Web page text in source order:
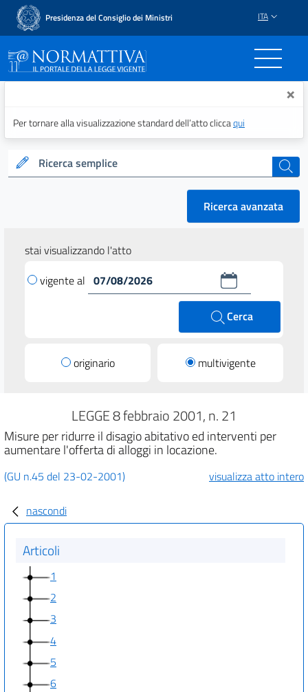
Presidenza del Consiglio dei Ministri ITA
Normattiva - Il portale ×
Per tornare alla visualizzazione standard dell’atto cliccaqui
Ricerca semplice cerca
Ricerca avanzata
stai visualizzando l'atto
vigente al
Cerca
originario multivigente
LEGGE 8 febbraio 2001, n. 21
Misure per ridurre il disagio abitativo ed interventi per
aumentare l'offerta di alloggi in locazione.
(GU n.45 del 23-02-2001) visualizza atto intero
nascondi
Articoli
1
2
3
4
5
6